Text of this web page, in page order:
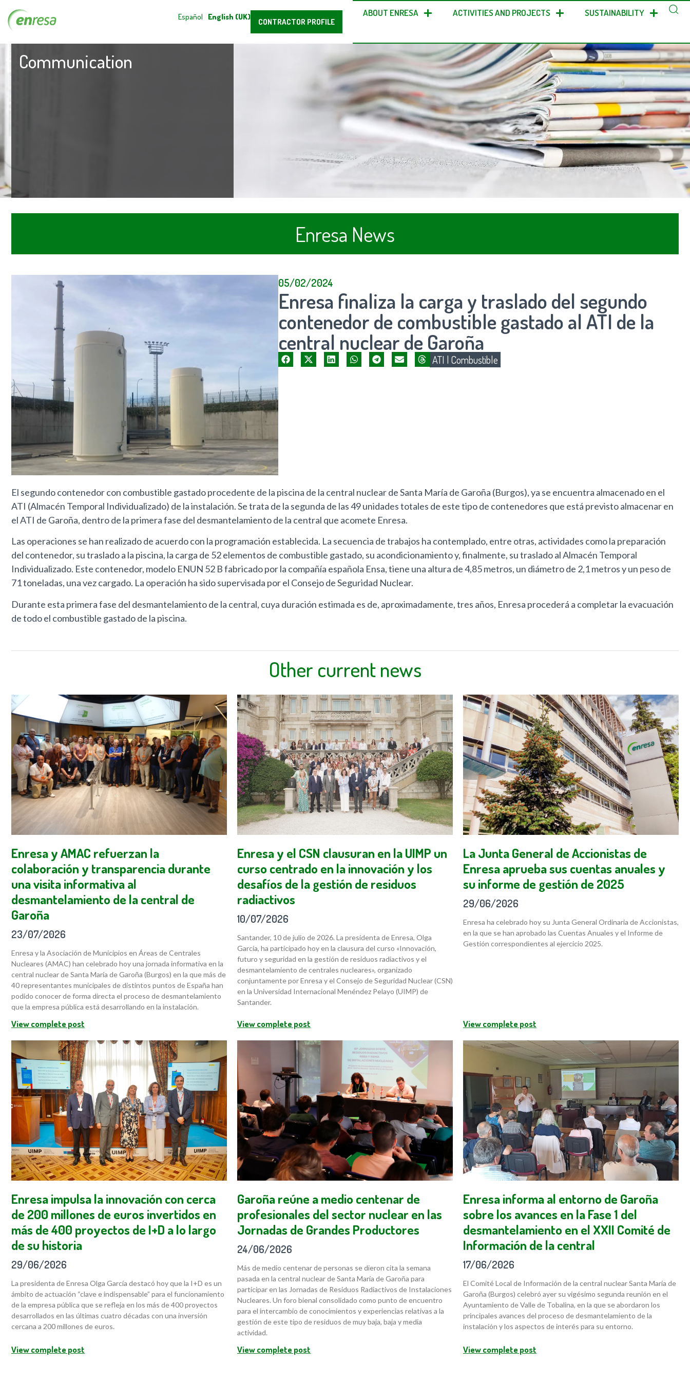
CONTRACTOR PROFILE
Español English (UK) ABOUT ENRESA ACTIVITIES AND PROJECTS SUSTAINABILITY
Communication
Enresa News
05/02/2024
Enresa finaliza la carga y traslado del segundo
contenedor de combustible gastado al ATI de la
central nuclear de Garoña
ATI | Combustible
El segundo contenedor con combustible gastado procedente de la piscina de la central nuclear de Santa María de Garoña (Burgos), ya se encuentra almacenado en el
ATI (Almacén Temporal Individualizado) de la instalación. Se trata de la segunda de las 49 unidades totales de este tipo de contenedores que está previsto almacenar en
el ATI de Garoña, dentro de la primera fase del desmantelamiento de la central que acomete Enresa.
Las operaciones se han realizado de acuerdo con la programación establecida. La secuencia de trabajos ha contemplado, entre otras, actividades como la preparación
del contenedor, su traslado a la piscina, la carga de 52 elementos de combustible gastado, su acondicionamiento y, finalmente, su traslado al Almacén Temporal
Individualizado. Este contenedor, modelo ENUN 52 B fabricado por la compañía española Ensa, tiene una altura de 4,85 metros, un diámetro de 2,1 metros y un peso de
71 toneladas, una vez cargado. La operación ha sido supervisada por el Consejo de Seguridad Nuclear.
Durante esta primera fase del desmantelamiento de la central, cuya duración estimada es de, aproximadamente, tres años, Enresa procederá a completar la evacuación
de todo el combustible gastado de la piscina.
Other current news
Enresa y AMAC refuerzan la
colaboración y transparencia durante
una visita informativa al
desmantelamiento de la central de
Garoña
23/07/2026
Enresa y la Asociación de Municipios en Áreas de Centrales
Nucleares (AMAC) han celebrado hoy una jornada informativa en la
central nuclear de Santa María de Garoña (Burgos) en la que más de
40 representantes municipales de distintos puntos de España han
podido conocer de forma directa el proceso de desmantelamiento
que la empresa pública está desarrollando en la instalación.
View complete post
Enresa y el CSN clausuran en la UIMP un
curso centrado en la innovación y los
desafíos de la gestión de residuos
radiactivos
10/07/2026
Santander, 10 de julio de 2026. La presidenta de Enresa, Olga
García, ha participado hoy en la clausura del curso «Innovación,
futuro y seguridad en la gestión de residuos radiactivos y el
desmantelamiento de centrales nucleares», organizado
conjuntamente por Enresa y el Consejo de Seguridad Nuclear (CSN)
en la Universidad Internacional Menéndez Pelayo (UIMP) de
Santander.
View complete post
La Junta General de Accionistas de
Enresa aprueba sus cuentas anuales y
su informe de gestión de 2025
29/06/2026
Enresa ha celebrado hoy su Junta General Ordinaria de Accionistas,
en la que se han aprobado las Cuentas Anuales y el Informe de
Gestión correspondientes al ejercicio 2025.
View complete post
Enresa impulsa la innovación con cerca
de 200 millones de euros invertidos en
más de 400 proyectos de I+D a lo largo
de su historia
29/06/2026
La presidenta de Enresa Olga García destacó hoy que la I+D es un
ámbito de actuación “clave e indispensable” para el funcionamiento
de la empresa pública que se refleja en los más de 400 proyectos
desarrollados en las últimas cuatro décadas con una inversión
cercana a 200 millones de euros.
View complete post
Garoña reúne a medio centenar de
profesionales del sector nuclear en las
Jornadas de Grandes Productores
24/06/2026
Más de medio centenar de personas se dieron cita la semana
pasada en la central nuclear de Santa María de Garoña para
participar en las Jornadas de Residuos Radiactivos de Instalaciones
Nucleares. Un foro bienal consolidado como punto de encuentro
para el intercambio de conocimientos y experiencias relativas a la
gestión de este tipo de residuos de muy baja, baja y media
actividad.
View complete post
Enresa informa al entorno de Garoña
sobre los avances en la Fase 1 del
desmantelamiento en el XXII Comité de
Información de la central
17/06/2026
El Comité Local de Información de la central nuclear Santa María de
Garoña (Burgos) celebró ayer su vigésimo segunda reunión en el
Ayuntamiento de Valle de Tobalina, en la que se abordaron los
principales avances del proceso de desmantelamiento de la
instalación y los aspectos de interés para su entorno.
View complete post